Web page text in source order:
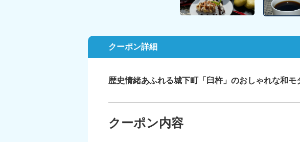
クーポン詳細
歴史情緒あふれる城下町「臼杵」のおしゃれな和
クーポン内容